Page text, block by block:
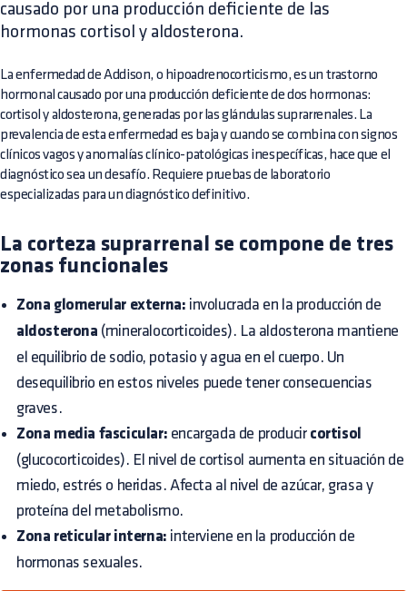
causado por una producción deficiente de las
hormonas cortisol y aldosterona.
La enfermedad de Addison, o hipoadrenocorticismo, es un trastorno
hormonal causado por una producción deficiente de dos hormonas:
cortisol y aldosterona, generadas por las glándulas suprarrenales. La
prevalencia de esta enfermedad es baja y cuando se combina con signos
clínicos vagos y anomalías clínico-patológicas inespecíficas, hace que el
diagnóstico sea un desafío. Requiere pruebas de laboratorio
especializadas para un diagnóstico definitivo.
La corteza suprarrenal se compone de tres
zonas funcionales
Zona glomerular externa: involucrada en la producción de
aldosterona (mineralocorticoides). La aldosterona mantiene
el equilibrio de sodio, potasio y agua en el cuerpo. Un
desequilibrio en estos niveles puede tener consecuencias
graves.
Zona media fascicular: encargada de producir cortisol
(glucocorticoides). El nivel de cortisol aumenta en situación de
miedo, estrés o heridas. Afecta al nivel de azúcar, grasa y
proteína del metabolismo.
Zona reticular interna: interviene en la producción de
hormonas sexuales.